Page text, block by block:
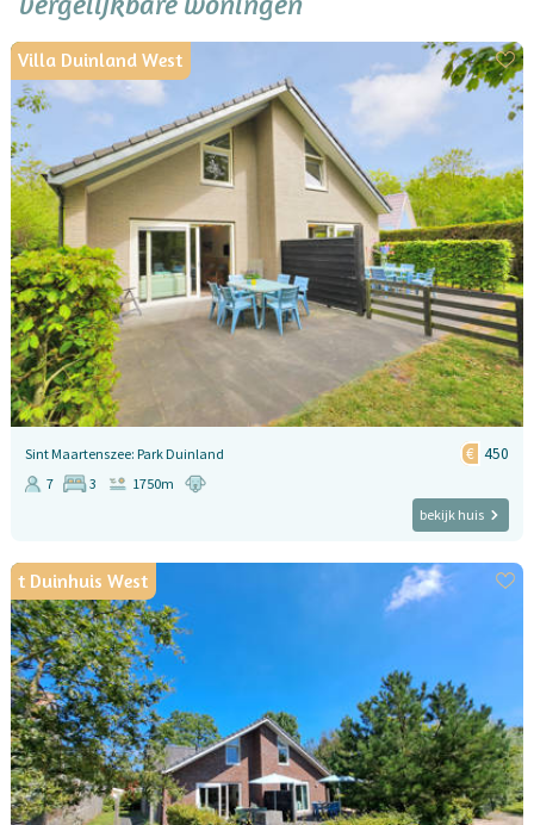
Villa Duinland West
Sint Maartenszee: Park Duinland 450
7 3
1750m
bekijk huis
t Duinhuis West